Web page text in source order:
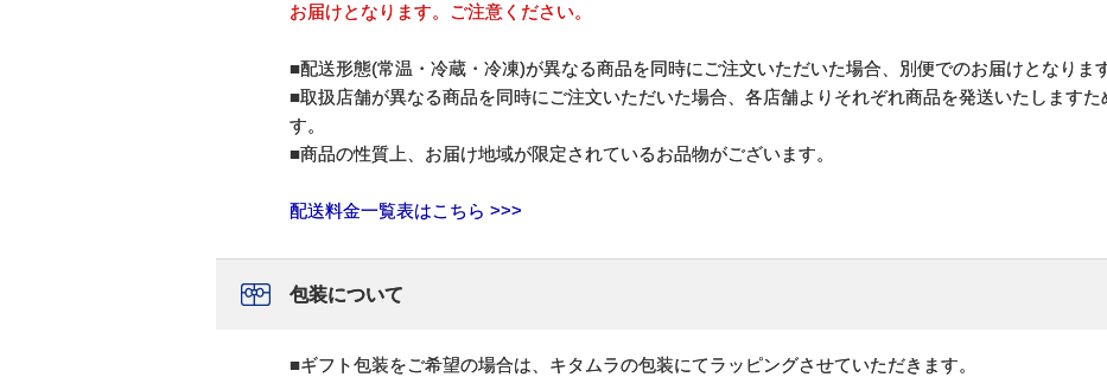
お届けとなります。ご注意ください。
■配送形態(常温・冷蔵・冷凍)が異なる商品を同時にご注文いただいた場合、別便でのお届けとなります
■取扱店舗が異なる商品を同時にご注文いただいた場合、各店舗よりそれぞれ商品を発送いたしますた
す。
■商品の性質上、お届け地域が限定されているお品物がございます。
配送料金一覧表はこちら >>>
包装について
■ギフト包装をご希望の場合は、キタムラの包装にてラッピングさせていただきます。